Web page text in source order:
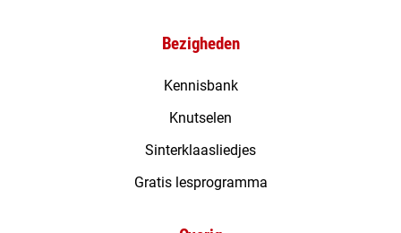
Bezigheden
Kennisbank
Knutselen
Sinterklaasliedjes
Gratis lesprogramma